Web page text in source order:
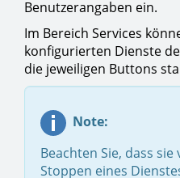
Benutzerangaben ein.
Im Bereich Services
konfigurierten Dienste
die jeweiligen Buttons
Note:
Beachten Sie, dass
Stoppen eines